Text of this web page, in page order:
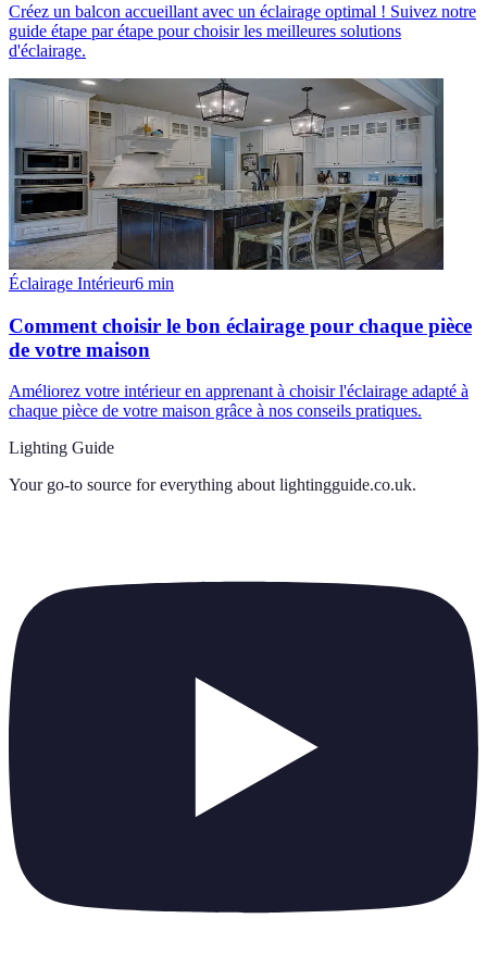
Créez un balcon accueillant avec un éclairage optimal ! Suivez notre
guide étape par étape pour choisir les meilleures solutions
d'éclairage.
Éclairage Intérieur6 min
Comment choisir le bon éclairage pour chaque pièce
de votre maison
Améliorez votre intérieur en apprenant à choisir l'éclairage adapté à
chaque pièce de votre maison grâce à nos conseils pratiques.
Lighting Guide
Your go-to source for everything about lightingguide.co.uk.